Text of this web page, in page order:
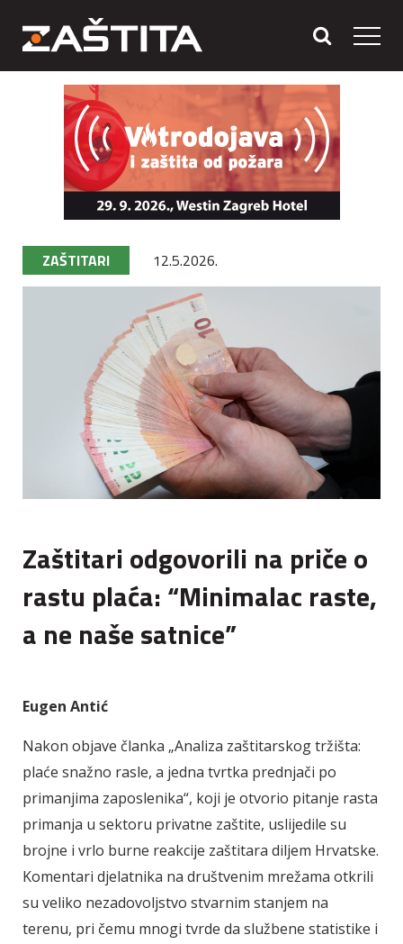
ZAŠTITARI 12.5.2026.
Zaštitari odgovorili na priče o
rastu plaća: “Minimalac raste,
a ne naše satnice”
Eugen Antić
Nakon objave članka „Analiza zaštitarskog tržišta:
plaće snažno rasle, a jedna tvrtka prednjači po
primanjima zaposlenika“, koji je otvorio pitanje rasta
primanja u sektoru privatne zaštite, uslijedile su
brojne i vrlo burne reakcije zaštitara diljem Hrvatske.
Komentari djelatnika na društvenim mrežama otkrili
su veliko nezadovoljstvo stvarnim stanjem na
terenu, pri čemu mnogi tvrde da službene statistike i